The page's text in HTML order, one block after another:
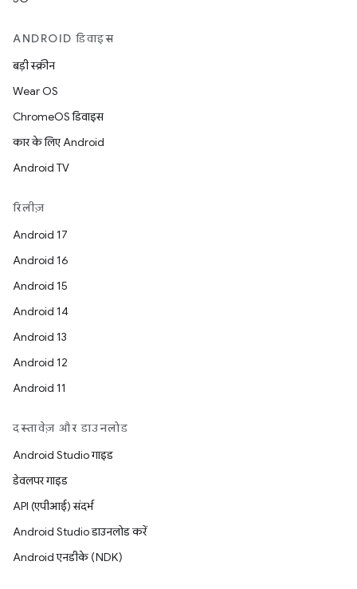
ANDROID डिवाइस
बड़ी स्क्रीन
Wear OS
ChromeOS डिवाइस
कार के लिए Android
Android TV
रिलीज़
Android 17
Android 16
Android 15
Android 14
Android 13
Android 12
Android 11
दस्तावेज़ और डाउनलोड
Android Studio गाइड
डेवलपर गाइड
API (एपीआई) संदर्भ
Android Studio डाउनलोड करें
Android एनडीके (NDK)